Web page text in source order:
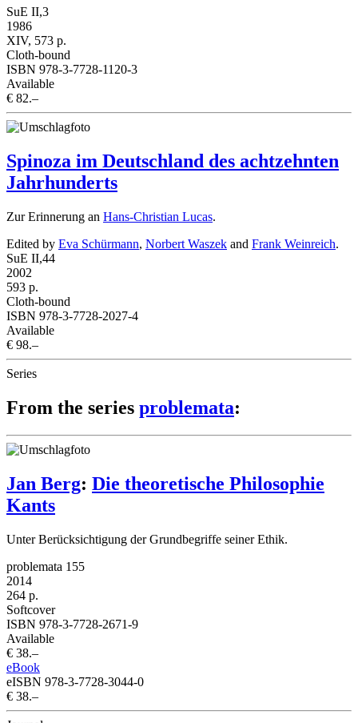
SuE II,3
1986
XIV, 573 p.
Cloth-bound
ISBN 978-3-7728-1120-3
Available
€ 82.–
Spinoza im Deutschland des achtzehnten
Jahrhunderts
Zur Erinnerung an Hans-Christian Lucas.
Edited by Eva Schürmann, Norbert Waszek and Frank Weinreich.
SuE II,44
2002
593 p.
Cloth-bound
ISBN 978-3-7728-2027-4
Available
€ 98.–
Series
From the series problemata:
Jan Berg: Die theoretische Philosophie
Kants
Unter Berücksichtigung der Grundbegriffe seiner Ethik.
problemata 155
2014
264 p.
Softcover
ISBN 978-3-7728-2671-9
Available
€ 38.–
eBook
eISBN 978-3-7728-3044-0
€ 38.–